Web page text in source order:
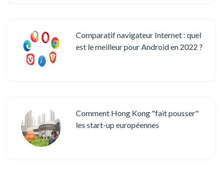
Comparatif navigateur Internet : quel
est le meilleur pour Android en 2022 ?
Comment Hong Kong "fait pousser"
les start-up européennes